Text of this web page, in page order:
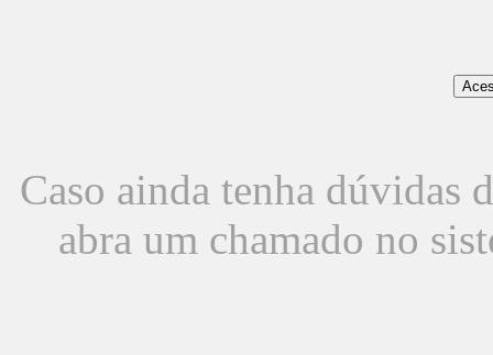
Caso ainda tenha dúvidas
abra um chamado no